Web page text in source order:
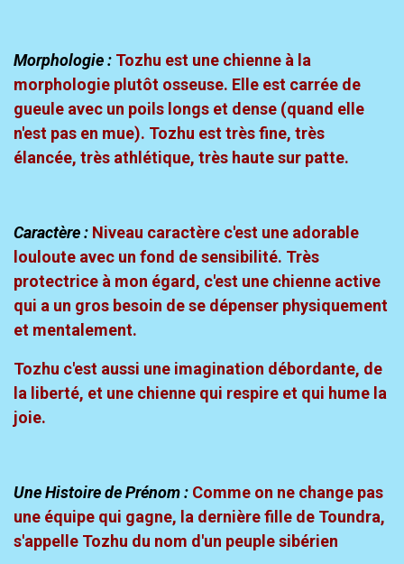
Morphologie : Tozhu est une chienne à la
morphologie plutôt osseuse. Elle est carrée de
gueule avec un poils longs et dense (quand elle
n'est pas en mue). Tozhu est très fine, très
élancée, très athlétique, très haute sur patte.
Caractère : Niveau caractère c'est une adorable
louloute avec un fond de sensibilité. Très
protectrice à mon égard, c'est une chienne active
qui a un gros besoin de se dépenser physiquement
et mentalement.
Tozhu c'est aussi une imagination débordante, de
la liberté, et une chienne qui respire et qui hume la
joie.
Une Histoire de Prénom : Comme on ne change pas
une équipe qui gagne, la dernière fille de Toundra,
s'appelle Tozhu du nom d'un peuple sibérien